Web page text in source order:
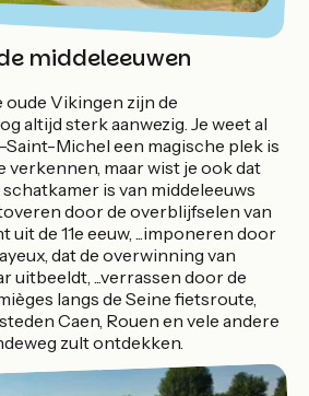
middeleeuwen
oude Vikingen zijn de
altijd sterk aanwezig. Je weet al
Saint-Michel een magische plek is
verkennen, maar wist je ook dat
schatkamer is van middeleeuws
door de overblijfselen van
uit de 11e eeuw, ...imponeren door
dat de overwinning van
uitbeeldt, ...verrassen door de
langs de Seine fietsroute,
Caen, Rouen en vele andere
zult ontdekken.